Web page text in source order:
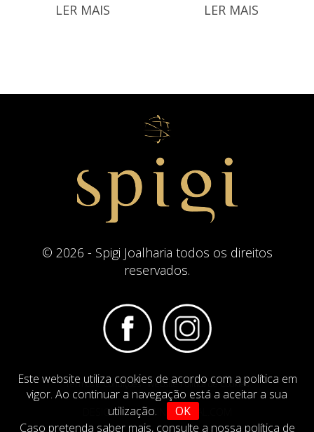
Este website utiliza cookies de acordo com a política em
vigor. Ao continuar a navegação está a aceitar a sua
utilização.
OK
Caso pretenda saber mais, consulte a nossa política de
LER MAIS LER MAIS
© 2026 - Spigi Joalharia todos os direitos
reservados.
Termos e Condições Website Politica de Cookies
DESIGN BYIMAGINEVIRTUAL.COM